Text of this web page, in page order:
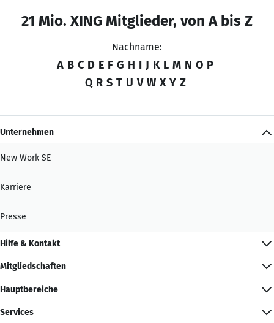
21 Mio. XING Mitglieder, von A bis Z
Nachname:
A B C D E F G H I J K L M N O P
Q R S T U V W X Y Z
Unternehmen
New Work SE
Karriere
Presse
Hilfe & Kontakt
Mitgliedschaften
Hauptbereiche
Services